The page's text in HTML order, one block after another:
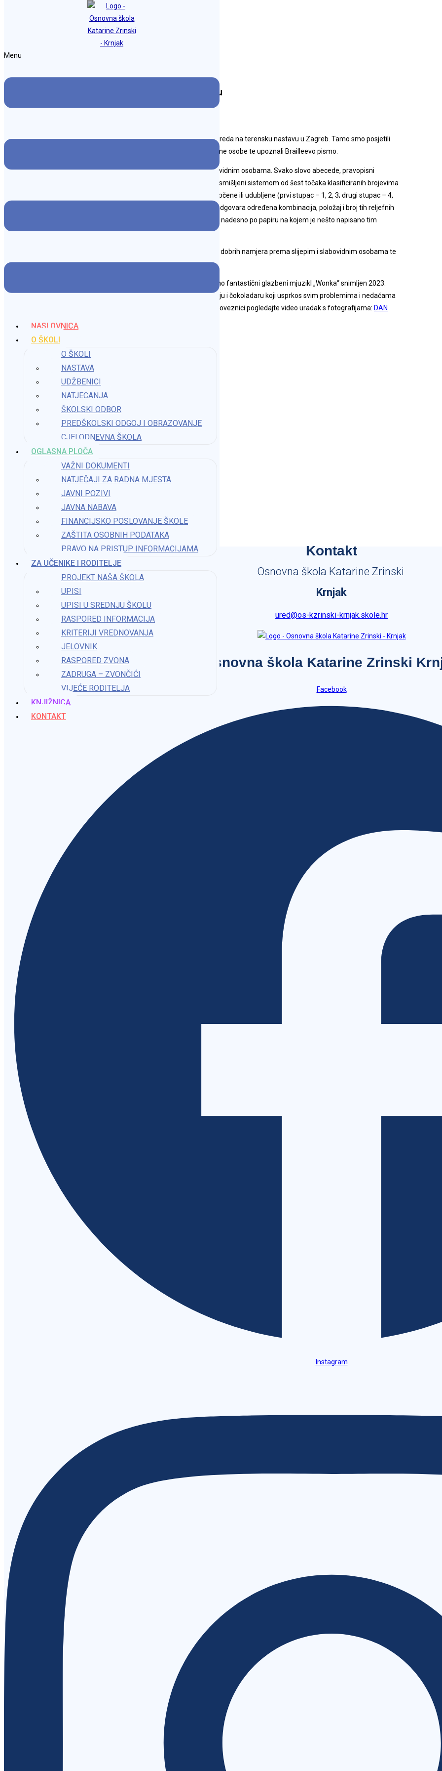
Osnovna škola Katarine Zrinski Krnjak
Menu
NASLOVNICA
O ŠKOLI
O ŠKOLI
NASTAVA
UDŽBENICI
NATJECANJA
ŠKOLSKI ODBOR
PREDŠKOLSKI ODGOJ I OBRAZOVANJE
CJELODNEVNA ŠKOLA
OGLASNA PLOČA
VAŽNI DOKUMENTI
NATJEČAJI ZA RADNA MJESTA
JAVNI POZIVI
JAVNA NABAVA
FINANCIJSKO POSLOVANJE ŠKOLE
ZAŠTITA OSOBNIH PODATAKA
PRAVO NA PRISTUP INFORMACIJAMA​
ZA UČENIKE I RODITELJE
PROJEKT NAŠA ŠKOLA
UPISI
UPISI U SREDNJU ŠKOLU
RASPORED INFORMACIJA
KRITERIJI VREDNOVANJA
JELOVNIK
RASPORED ZVONA
ZADRUGA – ZVONČIĆI
VIJEĆE RODITELJA
KNJIŽNICA
KONTAKT
Dan škole – izvanučionička nastava u Zagrebu
Ove školske godine Dan škole obilježili smo odlaskom učenika svih razreda na terensku nastavu u Zagreb. Tamo smo posjetili
Tiflološki muzej u kojem smo saznali kako se školuju slijepe i slabovidne osobe te upoznali Brailleevo pismo.
Brailleevo pismo je sistem pisanja i čitanja namijenjen slijepim ili slabovidnim osobama. Svako slovo abecede, pravopisni
znakovi, brojevi i ostala pravila pisanja i čitanja u Brailleevu su pismu osmišljeni sistemom od šest točaka klasificiranih brojevima
od 1 do 6 te organiziranih u dva stupca po tri točke koje mogu biti ispupčene ili udubljene (prvi stupac – 1, 2, 3; drugi stupac – 4,
5, 6). Svakom slovu abecede, broju, ili bilo kojem pravopisnom znaku odgovara određena kombinacija, položaj i broj tih reljefnih
točaka te se “čita” dodirom ruku, odnosno prelaženjem prstima slijeva nadesno po papiru na kojem je nešto napisano tim
pismom.
Muzej koji smo posjetili prenio je našim učenicima poruku humanosti i dobrih namjera prema slijepim i slabovidnim osobama te
uvažavanje različitosti.
Nakon Muzeja posjetili smo Cinestar kino u Branimir centru. Gledali smo fantastični glazbeni mjuzikl „Wonka“ snimljen 2023.
godine u režiji Paula Kinga. Priča je to o mladom mađioničaru, izumitelju i čokoladaru koji usprkos svim problemima i nedaćama
ipak uspijeva ostvariti svoj san, otvoriti vlastitu trgovinu čokolade. Na poveznici pogledajte video uradak s fotografijama: DAN
Možda nešto kao
Uspjeh učenice 5. razreda u izvanškolskoj aktivnosti
Jesenska čarolija u našoj školi
17. listopada 2025.
Naknadni upisi u vrtić
Kontakt
Osnovna škola Katarine Zrinski
Krnjak
ured@os-kzrinski-krnjak.skole.hr
Osnovna škola Katarine Zrinski
Facebook
Instagram